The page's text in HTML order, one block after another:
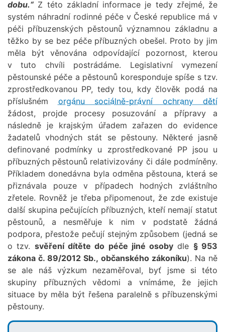
dobu.“Z této základní informace je tedy zřejmé, že
systém náhradní rodinné péče v České republice má v
péči příbuzenských pěstounů významnou základnu a
těžko by se bez péče příbuzných obešel. Proto by jim
měla být věnována odpovídající pozornost, kterou
v tuto chvíli postrádáme. Legislativní vymezení
pěstounské péče a pěstounů koresponduje spíše s tzv.
zprostředkovanou PP, tedy tou, kdy člověk podá na
příslušném orgánu sociálně-právní ochrany dětí
žádost, projde procesy posuzování a přípravy a
následně je krajským úřadem zařazen do evidence
žadatelů vhodných stát se pěstouny. Některé jasně
definované podmínky u zprostředkované PP jsou u
příbuzných pěstounů relativizovány či dále podmíněny.
Příkladem donedávna byla odměna pěstouna, která se
přiznávala pouze v případech hodných zvláštního
zřetele. Rovněž je třeba připomenout, že zde existuje
další skupina pečujících příbuzných, kteří nemají statut
pěstounů, a nesměřuje k nim v podstatě žádná
podpora, přestože pečují stejným způsobem (jedná se
o tzv. svěření dítěte do péče jiné osoby dle § 953
zákona č. 89/2012 Sb., občanského zákoníku). Na ně
se ale náš výzkum nezaměřoval, byť jsme si této
skupiny příbuzných vědomi a vnímáme, že jejich
situace by měla být řešena paralelně s příbuzenskými
pěstouny.